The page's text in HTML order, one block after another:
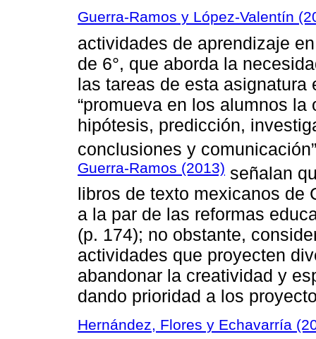
Guerra-Ramos y López-Valentín
actividades de aprendizaje
de 6°, que aborda la
las tareas de esta asignatura
“promueva en los alumnos
hipótesis, predicción,
conclusiones y
Guerra-Ramos (2013) señalan
libros de texto mexicanos de
a la par de las reformas
(p. 174); no obstante,
actividades que proyecten
abandonar la creatividad y
dando prioridad a los
Hernández, Flores y Echavarría